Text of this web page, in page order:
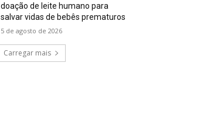
doação de leite humano para
salvar vidas de bebês prematuros
5 de agosto de 2026
Carregar mais